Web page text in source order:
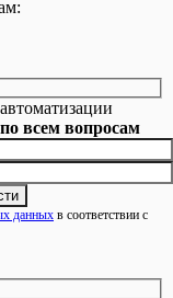
всем вопросам
данных в соответствии с